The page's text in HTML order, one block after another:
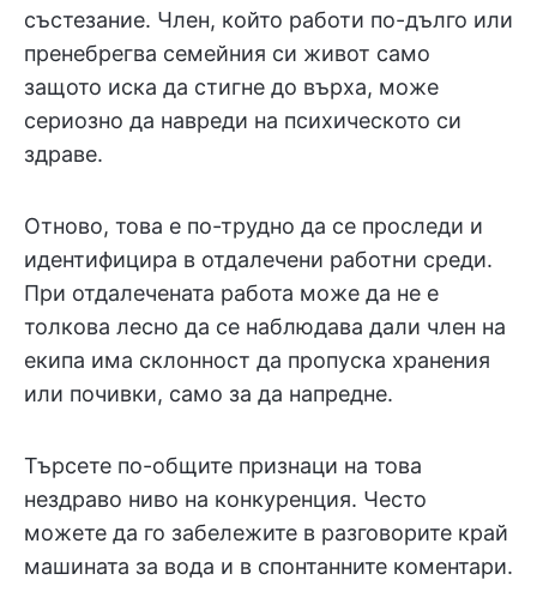
състезание. Член, който работи по-дълго или
пренебрегва семейния си живот само
защото иска да стигне до върха, може
сериозно да навреди на психическото си
здраве.
Отново, това е по-трудно да се проследи и
идентифицира в отдалечени работни среди.
При отдалечената работа може да не е
толкова лесно да се наблюдава дали член на
екипа има склонност да пропуска хранения
или почивки, само за да напредне.
Търсете по-общите признаци на това
нездраво ниво на конкуренция. Често
можете да го забележите в разговорите край
машината за вода и в спонтанните коментари.